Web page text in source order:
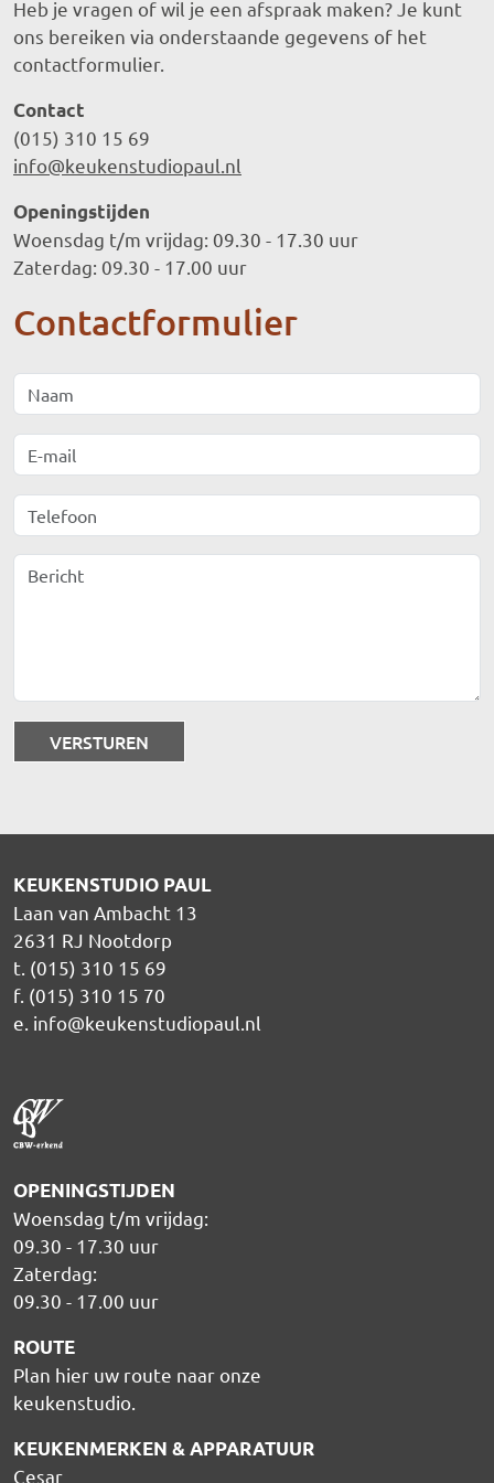
Heb je vragen of wil je een afspraak maken? Je kunt
ons bereiken via onderstaande gegevens of het
contactformulier.
Contact
(015) 310 15 69
info@keukenstudiopaul.nl
Openingstijden
Woensdag t/m vrijdag: 09.30 - 17.30 uur
Zaterdag: 09.30 - 17.00 uur
Contactformulier
Naam
E-mail
Telefoon
Bericht
KEUKENSTUDIO PAUL
Laan van Ambacht 13
2631 RJ Nootdorp
t. (015) 310 15 69
f. (015) 310 15 70
e. info@keukenstudiopaul.nl
OPENINGSTIJDEN
Woensdag t/m vrijdag:
09.30 - 17.30 uur
Zaterdag:
09.30 - 17.00 uur
ROUTE
Plan hier uw route naar onze
keukenstudio
KEUKENMERKEN & APPARATUUR
Cesar